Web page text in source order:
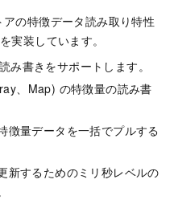
の特徴データ読み取り特性
実装しています。
み書きをサポートします。
、Map) の特徴量の読み書
徴量データを一括でプルする
新するためのミリ秒レベルの